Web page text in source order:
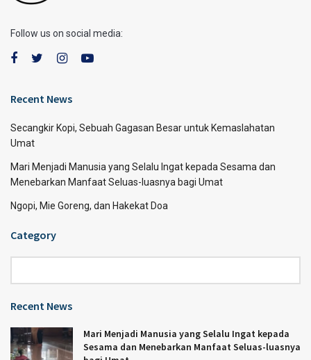
Follow us on social media:
Recent News
Secangkir Kopi, Sebuah Gagasan Besar untuk Kemaslahatan
Umat
Mari Menjadi Manusia yang Selalu Ingat kepada Sesama dan
Menebarkan Manfaat Seluas-luasnya bagi Umat
Ngopi, Mie Goreng, dan Hakekat Doa
Category
Recent News
Mari Menjadi Manusia yang Selalu Ingat kepada
Sesama dan Menebarkan Manfaat Seluas-luasnya